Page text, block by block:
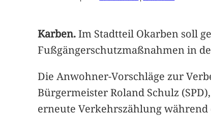
Karben.Im Stadtteil Okarben soll
Fußgängerschutzmaßnahmen in
Die Anwohner-Vorschläge zur
Bürgermeister Roland Schulz
erneute Verkehrszählung